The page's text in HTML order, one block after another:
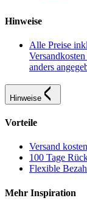
Hinweise
Alle Preise
anders
Hinweise
Vorteile
Versand
100 Tage
Flexible
Mehr Inspiration